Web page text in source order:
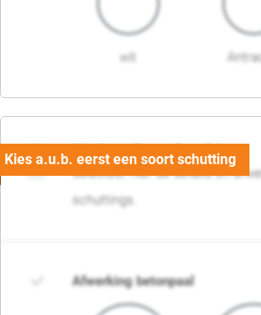
wit
03. Detail en afwerking
Selecteer hier de details en
schuttings.
Afwerking betonpaal